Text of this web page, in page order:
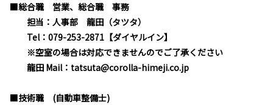
■総合職 営業、総合職 事務
担当：人事部 龍田（タツタ）
Tel：079-253-2871【ダイヤルイン】
※空室の場合は対応できませんのでご了承ください
龍田 Mail：tatsuta@corolla-himeji.co.jp
■技術職 (自動車整備士)